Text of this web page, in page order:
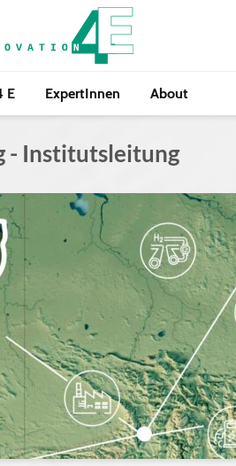
E ExpertInnen About
- Institutsleitung